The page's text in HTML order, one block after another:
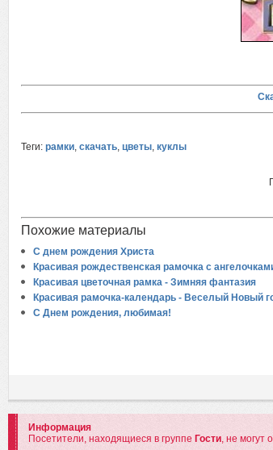
Теги: рамки, скачать, цветы, куклы
Похожие материалы
С днем рождения Христа
Красивая рождественская рамочка с
Красивая цветочная рамка - Зимняя фантазия
Красивая рамочка-календарь - Веселый Новый
С Днем рождения, любимая!
Информация
Посетители, находящиеся в группе Гости, не могут